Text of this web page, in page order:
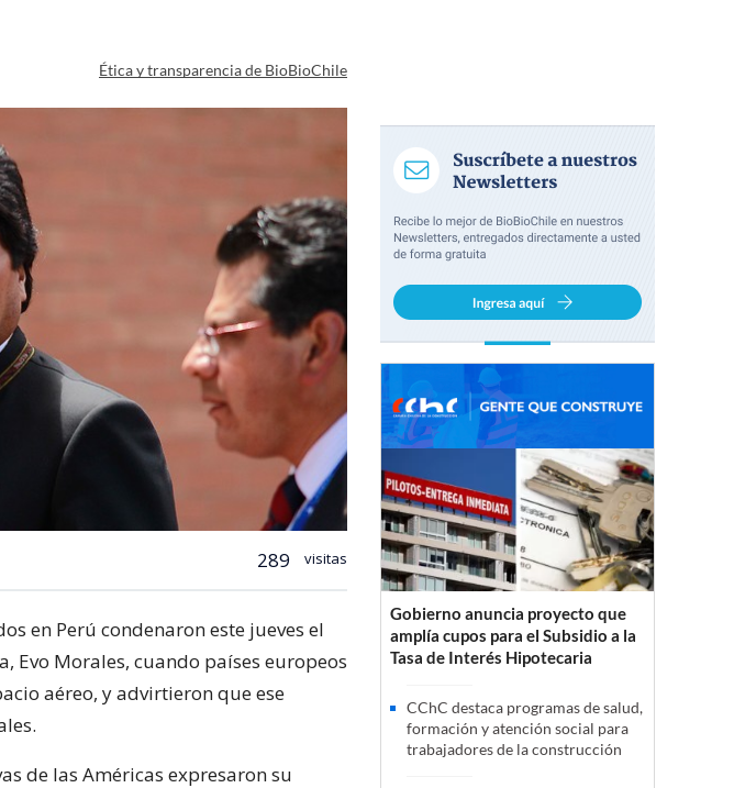
Ética y transparencia de BioBioChile
289 visitas
en Perú condenaron este jueves el
Evo Morales, cuando países europeos
aéreo, y advirtieron que ese
de las Américas expresaron su
Gobierno anuncia proyecto que
amplía cupos para el Subsidio a la
Tasa de Interés Hipotecaria
CChC destaca programas de salud,
formación y atención social para
trabajadores de la construcción